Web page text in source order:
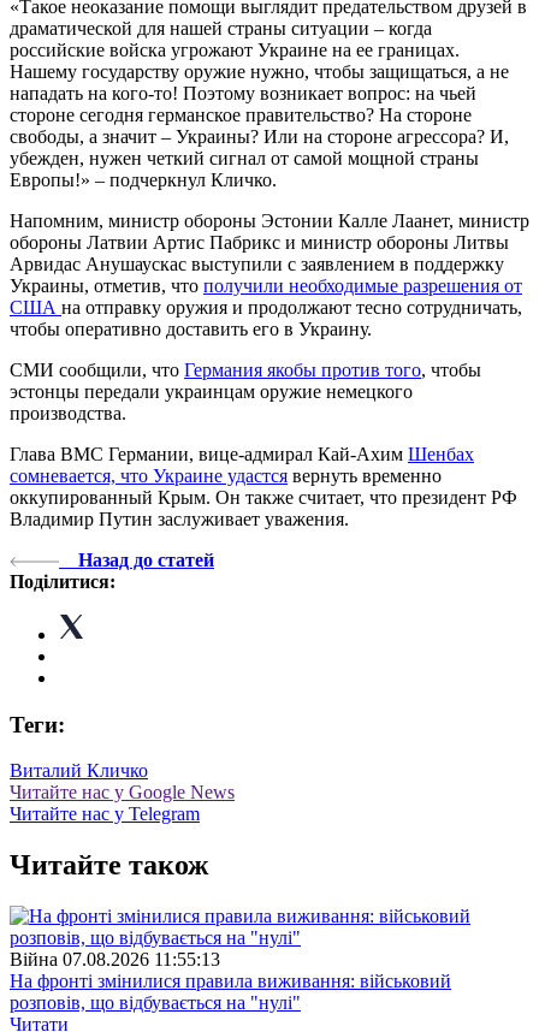
«Такое неоказание помощи выглядит предательством друзей в
драматической для нашей страны ситуации – когда
российские войска угрожают Украине на ее границах.
Нашему государству оружие нужно, чтобы защищаться, а не
нападать на кого-то! Поэтому возникает вопрос: на чьей
стороне сегодня германское правительство? На стороне
свободы, а значит – Украины? Или на стороне агрессора? И,
убежден, нужен четкий сигнал от самой мощной страны
Европы!» – подчеркнул Кличко.
Напомним, министр обороны Эстонии Калле Лаанет, министр
обороны Латвии Артис Пабрикс и министр обороны Литвы
Арвидас Анушаускас выступили с заявлением в поддержку
Украины, отметив, что получили необходимые разрешения от
США на отправку оружия и продолжают тесно сотрудничать,
чтобы оперативно доставить его в Украину.
СМИ сообщили, что Германия якобы против того, чтобы
эстонцы передали украинцам оружие немецкого
производства.
Глава ВМС Германии, вице-адмирал Кай-Ахим Шенбах
сомневается, что Украине удастся вернуть временно
оккупированный Крым. Он также считает, что президент РФ
Владимир Путин заслуживает уважения.
Назад до статей
Поділитися:
Теги:
Виталий Кличко
Читайте нас у Google News
Читайте нас у Telegram
Читайте також
Війна 07.08.2026 11:55:13
На фронті змінилися правила виживання: військовий
розповів, що відбувається на "нулі"
Читати